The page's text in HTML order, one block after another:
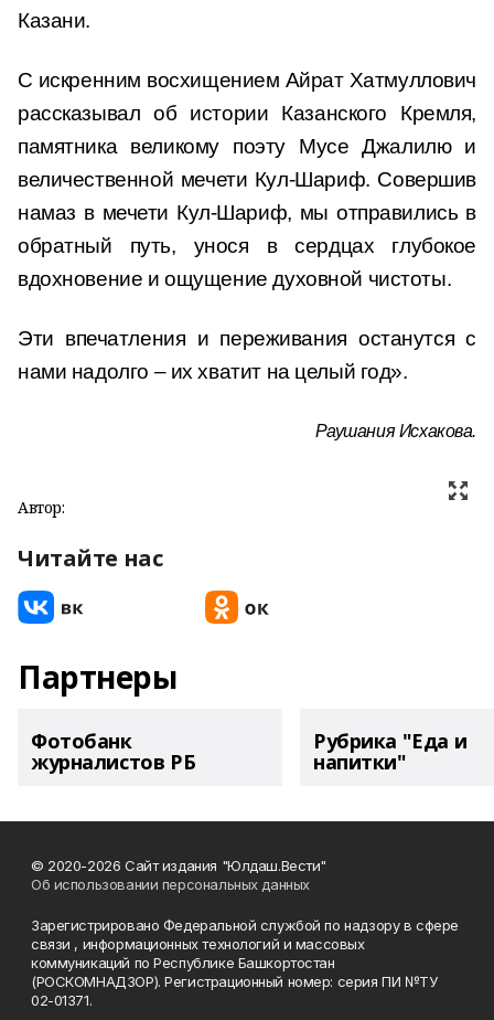
Казани.
С искренним восхищением Айрат Хатмуллович
рассказывал об истории Казанского Кремля,
памятника великому поэту Мусе Джалилю и
величественной мечети Кул‑Шариф. Совершив
намаз в мечети Кул‑Шариф, мы отправились в
обратный путь, унося в сердцах глубокое
вдохновение и ощущение духовной чистоты.
Эти впечатления и переживания останутся с
нами надолго – их хватит на целый год».
Раушания Исхакова.
Автор:
Читайте нас
Партнеры
Фотобанк
журналистов РБ
Рубрика "Еда и
напитки"
© 2020-2026 Сайт издания "Юлдаш.Вести"
Об использовании персональных данных
Зарегистрировано Федеральной службой по надзору в сфере
связи , информационных технологий и массовых
коммуникаций по Республике Башкортостан
(РОСКОМНАДЗОР). Регистрационный номер: серия ПИ №ТУ
02-01371.